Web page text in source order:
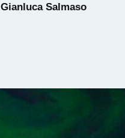
Gianluca Salmaso